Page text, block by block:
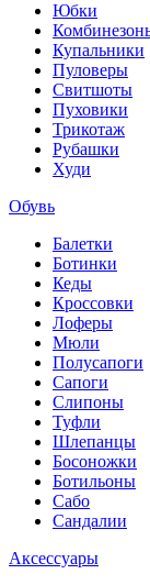
Юбки
Купальники
Пуловеры
Свитшоты
Пуховики
Трикотаж
Рубашки
Худи
Обувь
Балетки
Ботинки
Кеды
Кроссовки
Лоферы
Мюли
Полусапоги
Сапоги
Слипоны
Туфли
Шлепанцы
Босоножки
Ботильоны
Сабо
Сандалии
Аксессуары